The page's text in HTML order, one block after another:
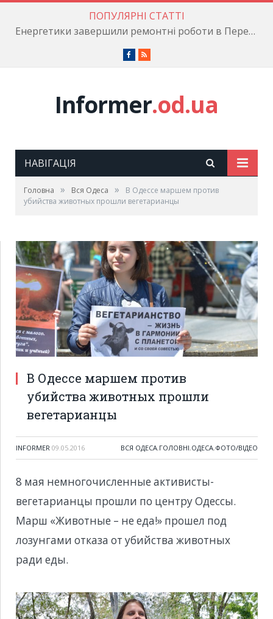
ПОПУЛЯРНІ СТАТТІ
Енергетики завершили ремонтні роботи в Пересипському районі
Facebook
RSS
Informer.od.ua
НАВІГАЦІЯ
Головна » Вся Одеса »
В Одессе маршем против
убийства животных прошли вегетарианцы
В Одессе маршем против
убийства животных прошли
вегетарианцы
INFORMER 09.05.2016 ВСЯ ОДЕСА,ГОЛОВНІ,ОДЕСА,ФОТО/ВІДЕО
8 мая немногочисленные активисты-
вегетарианцы прошли по центру Одессы.
Марш «Животные – не еда!» прошел под
лозунгами отказа от убийства животных
ради еды.